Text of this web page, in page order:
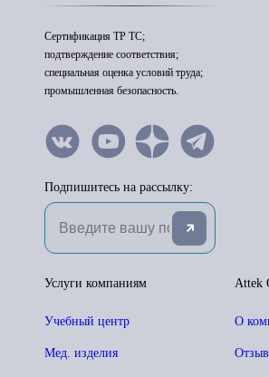
Сертификация ТР ТС;
подтверждение соответствия;
специальная оценка условий труда;
промышленная безопасность.
Подпишитесь на рассылку:
Attek
О
Услуги компаниям
Учебный центр
Мед. изделия